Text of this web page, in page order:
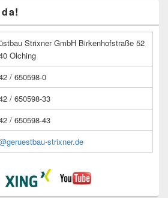
Strixner GmbH Birkenhofstraße 52
Olching
/ 650598-0
/ 650598-33
/ 650598-43
strixner.de